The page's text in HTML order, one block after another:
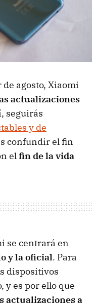
agosto, Xiaomi
actualizaciones
seguirás
y de
confundir el fin
elfin de la vida
se centrará en
y la oficial. Para
dispositivos
y es por ello que
actualizaciones a